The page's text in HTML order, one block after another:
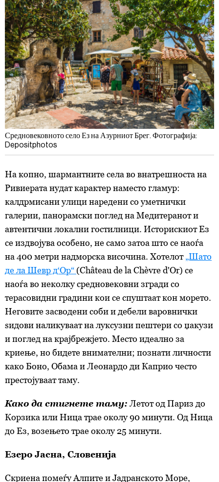
Средновековното село Ез на Азурниот Брег. Фотографија:
Depositphotos
На копно, шармантните села во внатрешноста на
Ривиерата нудат карактер наместо гламур:
калдрмисани улици наредени со уметнички
галерии, панорамски поглед на Медитеранот и
автентични локални гостилници. Историскиот Ез
се издвојува особено, не само затоа што се наоѓа
на 400 метри надморска височина. Хотелот„Шато
де ла Шевр д‘Ор“ (Château de la Chèvre d'Or) се
наоѓа во неколку средновековни згради со
терасовидни градини кои се спуштаат кон морето.
Неговите засводени соби и дебели варовнички
ѕидови наликуваат на луксузни пештери со џакузи
и поглед на крајбрежјето. Место идеално за
криење, но бидете внимателни; познати личности
како Боно, Обама и Леонардо ди Каприо често
престојуваат таму.
Како да стигнете таму: Летот од Париз до
Корзика или Ница трае околу 90 минути. Од Ница
до Ез, возењето трае околу 25 минути.
Езеро Јасна, Словенија
Скриена помеѓу Алпите и Јадранското Море,